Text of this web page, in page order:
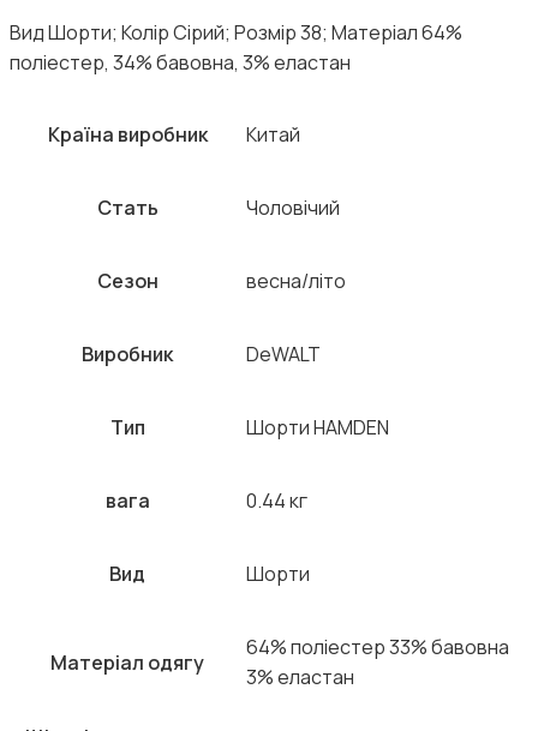
Вид Шорти; Колір Сірий; Розмір 38; Матеріал 64%
поліестер, 34% бавовна, 3% еластан
Країна виробник Китай
Стать Чоловічий
Сезон весна/літо
Виробник DeWALT
Тип Шорти HAMDEN
вага 0.44 кг
Вид Шорти
Матеріал одягу
64% поліестер 33% бавовна
3% еластан